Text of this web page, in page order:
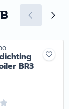
BR3